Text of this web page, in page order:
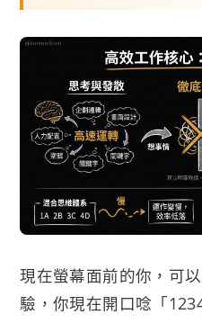
現在螢幕面前的你，可
驗，你現在開口唸「